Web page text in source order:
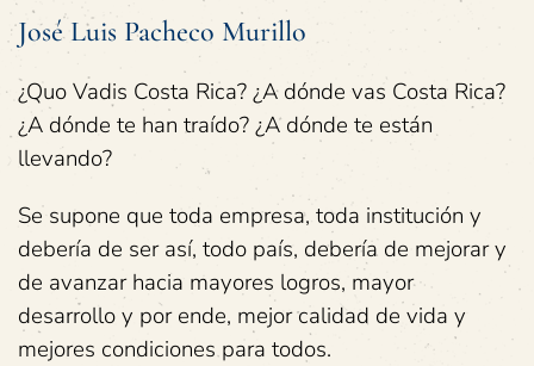
José Luis Pacheco Murillo
¿Quo Vadis Costa Rica? ¿A dónde vas Costa Rica?
¿A dónde te han traído? ¿A dónde te están
llevando?
Se supone que toda empresa, toda institución y
debería de ser así, todo país, debería de mejorar y
de avanzar hacia mayores logros, mayor
desarrollo y por ende, mejor calidad de vida y
mejores condiciones para todos.